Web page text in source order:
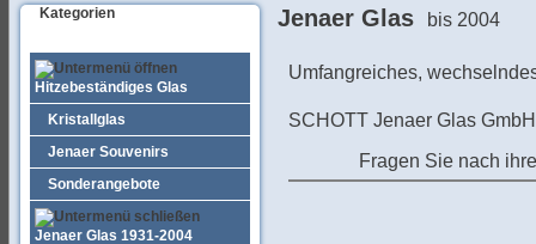
Kategorien
Hitzebeständiges Glas
Kristallglas
Jenaer Souvenirs
Sonderangebote
Jenaer Glas 1931-2004
Jenaer Glas bis 2004
Umfangreiches,
SCHOTT Jenaer Glas
Fragen Sie nach